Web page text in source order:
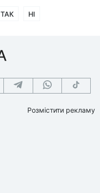
ТАК НІ
Розмістити рекламу